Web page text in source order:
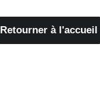
Retourner à l'accueil